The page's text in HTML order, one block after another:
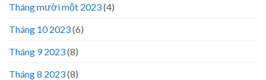
Tháng mười một 2023(4)
Tháng 10 2023(6)
Tháng 9 2023(8)
Tháng 8 2023(8)